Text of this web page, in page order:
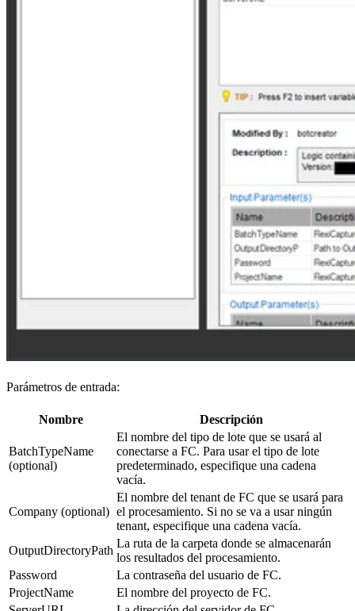
Parámetros de entrada:
Nombre Descripción
BatchTypeName
(optional)
El nombre del tipo de lote que se usará al
conectarse a FC. Para usar el tipo de lote
predeterminado, especifique una cadena
vacía.
Company (optional)
El nombre del tenant de FC que se usará para
el procesamiento. Si no se va a usar ningún
tenant, especifique una cadena vacía.
OutputDirectoryPath
La ruta de la carpeta donde se almacenarán
los resultados del procesamiento.
Password
La contraseña del usuario de FC.
ProjectName
El nombre del proyecto de FC.